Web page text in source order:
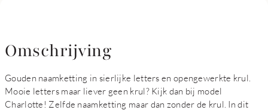
Omschrijving
Gouden naamketting in sierlijke letters en opengewerkte krul.
Mooie letters maar liever geen krul? Kijk dan bij model
Charlotte! Zelfde naamketting maar dan zonder de krul. In dit